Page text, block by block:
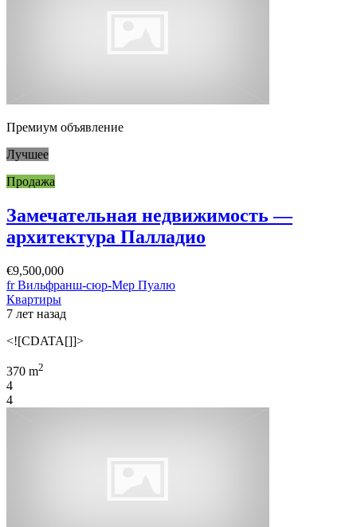
Премиум объявление
Лучшее
Продажа
Замечательная недвижимость —
архитектура Палладио
€9,500,000
fr Вильфранш-сюр-Мер Пуалю
Квартиры
7 лет назад
<![CDATA[]]>
370 m2
4
4